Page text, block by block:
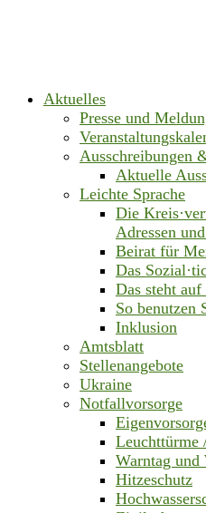
Aktuelles
Presse und
Ausschreibungen
Aktuelle
Leichte Sprache
Die
Adressen
Beirat für
Das
Das steht
So benutzen
Inklusion
Amtsblatt
Stellenangebote
Ukraine
Notfallvorsorge
Warntag und
Hitzeschutz